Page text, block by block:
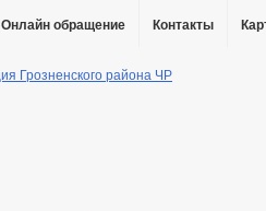
Онлайн обращение Контакты